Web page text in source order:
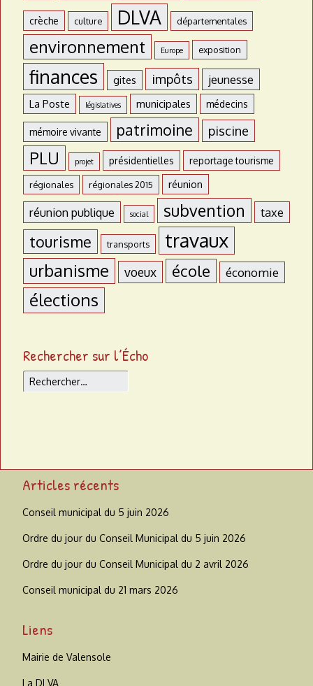
crèche culture DLVA départementales
environnement Europe exposition
finances gites impôts jeunesse
La Poste législatives municipales médecins
mémoire vivante patrimoine piscine
PLU projet présidentielles reportage tourisme
régionales régionales 2015 réunion
réunion publique social subvention taxe
tourisme transports travaux
urbanisme voeux école économie
élections
Rechercher sur l’Écho
Rechercher
Articles récents
Conseil municipal du 5 juin 2026
Ordre du jour du Conseil Municipal du 5 juin 2026
Ordre du jour du Conseil Municipal du 2 avril 2026
Conseil municipal du 21 mars 2026
Liens
Mairie de Valensole
La DLVA